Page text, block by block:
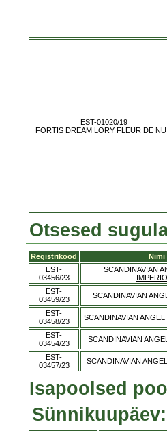
EST-01020/19
FORTIS DREAM LORY FLEUR DE
Otsesed
Registrikood Nimi
EST-
03456/23
SCANDINAVIAN
EST-
03459/23
SCANDINAVIAN
EST-
03458/23
SCANDINAVIAN
EST-
03454/23
SCANDINAVIAN
EST-
03457/23
SCANDINAVIAN
Isapoolsed